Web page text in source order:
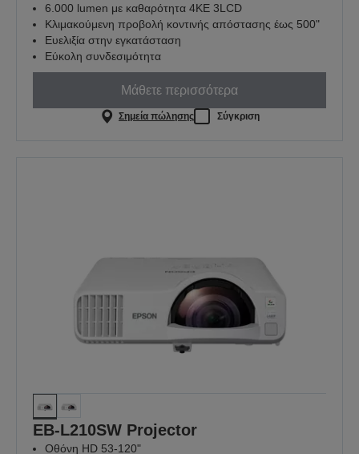
6.000 lumen με καθαρότητα 4KE 3LCD
Κλιμακούμενη προβολή κοντινής απόστασης έως 500"
Ευελιξία στην εγκατάσταση
Εύκολη συνδεσιμότητα
Μάθετε περισσότερα
Σημεία πώλησης Σύγκριση
EB-L210SW Projector
Οθόνη HD 53-120"